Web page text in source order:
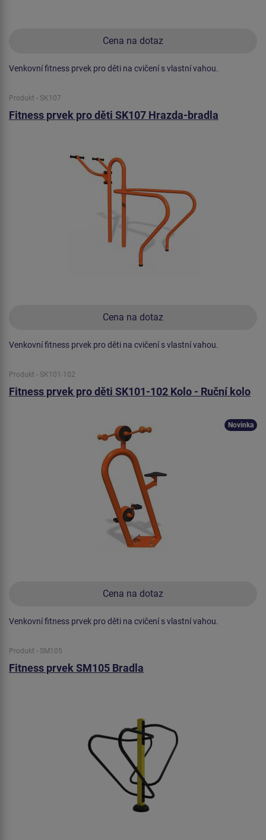
Cena na dotaz
Venkovní fitness prvek pro děti na cvičení s vlastní vahou.
Produkt - SK107
Fitness prvek pro děti SK107 Hrazda-bradla
Cena na dotaz
Venkovní fitness prvek pro děti na cvičení s vlastní vahou.
Produkt - SK101-102
Fitness prvek pro děti SK101-102 Kolo - Ruční kolo
Cena na dotaz
Novinka
Venkovní fitness prvek pro děti na cvičení s vlastní vahou.
Produkt - SM105
Fitness prvek SM105 Bradla